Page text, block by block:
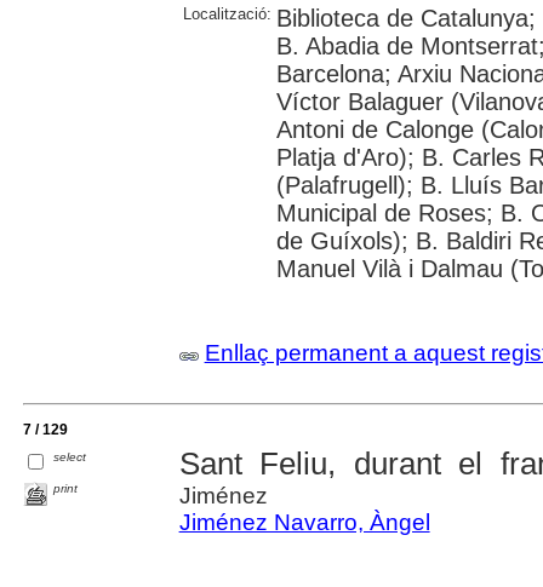
Localització: Biblioteca de
B. Abadia de
Barcelona; Arxiu
Víctor Balaguer
Antoni de Calonge
Platja d'Aro); B. Carles
(Palafrugell); B. Lluís
Municipal de Roses; B.
de Guíxols); B. Baldiri
Manuel Vilà i Dalmau
Enllaç permanent a aquest
7 / 129
select
print
Sant Feliu, durant el
Jiménez
Jiménez Navarro, Àngel